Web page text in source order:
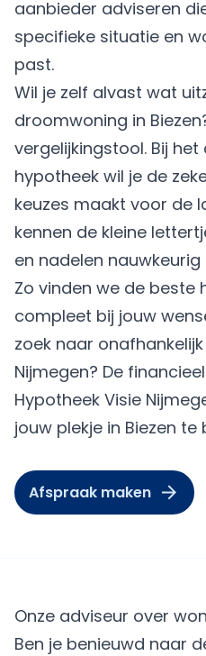
aanbieder adviseren
specifieke situatie en
past.
Wil je zelf alvast wat
droomwoning in
vergelijkingstool. Bij
hypotheek wil je de
keuzes maakt voor de
kennen de kleine
en nadelen
Zo vinden we de beste
compleet bij jouw
zoek naar
Nijmegen? De
Hypotheek Visie
jouw plekje in Biezen
Afspraak maken
Onze adviseur over
Ben je benieuwd naar